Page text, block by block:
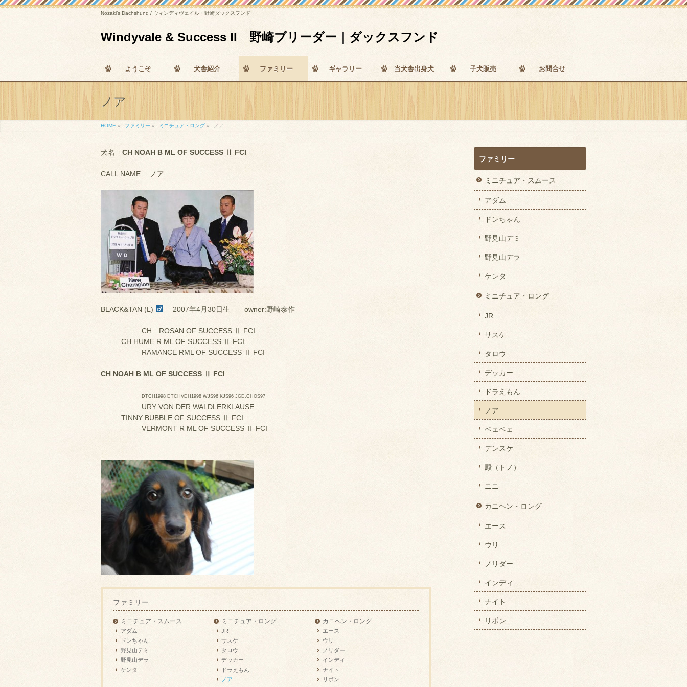
Nozaki’s Dachshund / ウィンディヴェイル・野崎ダックスフンド
Windyvale & Success II 野崎ブリーダー｜ダックスフンド
ようこそ 犬舎紹介 ファミリー ギャラリー 当犬舎出身犬 子犬販売 お問合せ
ノア
HOME » ファミリー » ミニチュア・ロング » ノア
犬名 CH NOAH B ML OF SUCCESS Ⅱ FCI
CALL NAME: ノア
BLACK&TAN (L) 2007年4月30日生 owner:野崎泰作
CH ROSAN OF SUCCESS Ⅱ FCI
CH HUME R ML OF SUCCESS Ⅱ FCI
RAMANCE RML OF SUCCESS Ⅱ FCI
CH NOAH B ML OF SUCCESS Ⅱ FCI
DTCH1998 DTCHVDH1998 WJS96 KJS96 JGD.CHOS97
URY VON DER WALDLERKLAUSE
TINNY BUBBLE OF SUCCESS Ⅱ FCI
VERMONT R ML OF SUCCESS Ⅱ FCI
ファミリー
ミニチュア・スムース
アダム
ドンちゃん
野見山デミ
野見山デラ
ケンタ
ミニチュア・ロング
JR
サスケ
タロウ
デッカー
ドラえもん
ノア
カニヘン・ロング
エース
ウリ
ノリダー
インディ
ナイト
リボン
ファミリー
ミニチュア・スムース
アダム
ドンちゃん
野見山デミ
野見山デラ
ケンタ
ミニチュア・ロング
JR
サスケ
タロウ
デッカー
ドラえもん
ノア
ベェベェ
デンスケ
殿（トノ）
ニニ
カニヘン・ロング
エース
ウリ
ノリダー
インディ
ナイト
リボン